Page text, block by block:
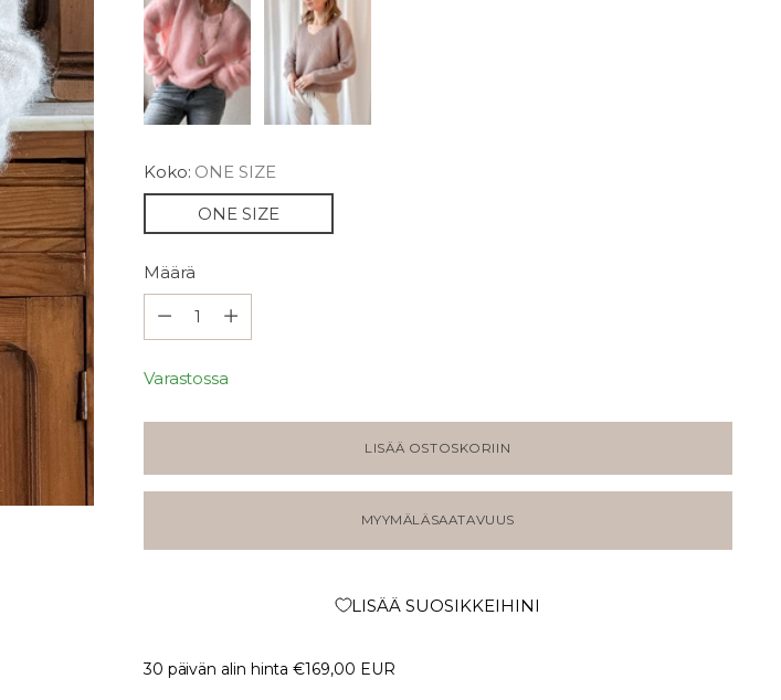
Koko: ONE SIZE
ONE SIZE
Määrä
Varastossa
LISÄÄ OSTOSKORIIN
MYYMÄLÄSAATAVUUS
LISÄÄ SUOSIKKEIHINI
30 päivän alin hinta €169,00 EUR